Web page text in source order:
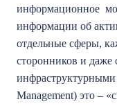
информационное
информации об
отдельные сферы,
сторонников и
Management) это –